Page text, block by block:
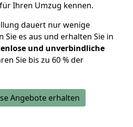
für Ihren Umzug kennen.
dauert nur wenige
Sie es aus und erhalten Sie in
und unverbindliche
Sie bis zu 60 % der
Angebote erhalten